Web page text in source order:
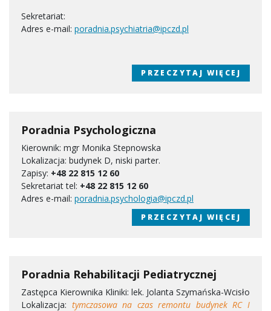
Sekretariat:
Adres e-mail: poradnia.psychiatria@ipczd.pl
PRZECZYTAJ WIĘCEJ
Poradnia Psychologiczna
Kierownik: mgr Monika Stepnowska
Lokalizacja: budynek D, niski parter.
Zapisy: +48 22 815 12 60
Sekretariat tel: +48 22 815 12 60
Adres e-mail: poradnia.psychologia@ipczd.pl
PRZECZYTAJ WIĘCEJ
Poradnia Rehabilitacji Pediatrycznej
Zastępca Kierownika Kliniki: lek. Jolanta Szymańska-Wcisło
Lokalizacja: tymczasowa na czas remontu budynek RC I